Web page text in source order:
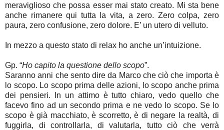
meraviglioso che possa esser mai stato creato. Mi sta bene
anche rimanere qui tutta la vita, a zero. Zero colpa, zero
paura, zero confusione, zero dolore. E’ un utero di velluto.
In mezzo a questo stato di relax ho anche un’intuizione.
Gp. “Ho capito la questione dello scopo”.
Saranno anni che sento dire da Marco che ciò che importa è
lo scopo. Lo scopo prima delle azioni, lo scopo anche prima
dei pensieri. In un attimo è tutto chiaro, vedo quello che
facevo fino ad un secondo prima e ne vedo lo scopo. Se lo
scopo è già macchiato, è scorretto, è di negare la realtà, di
fuggirla, di controllarla, di valutarla, tutto ciò che verrà